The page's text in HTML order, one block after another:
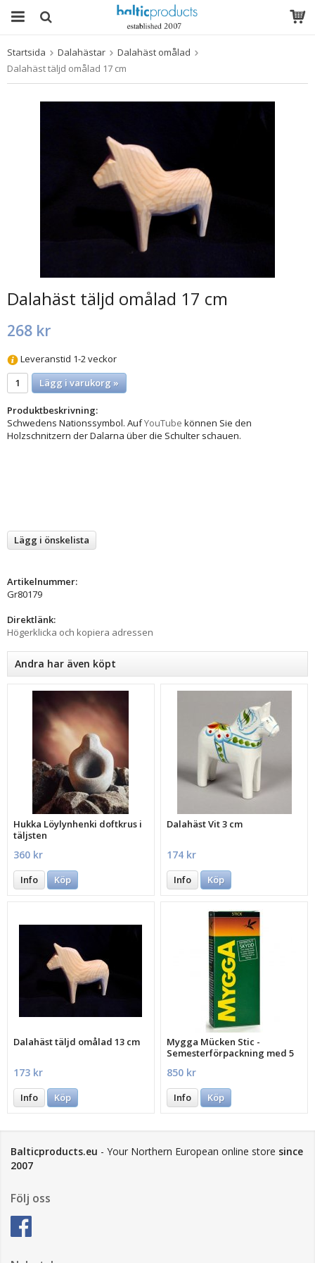
Produkten har blivit tillagd i varukorgen
Startsida Dalahästar
Dalahäst omålad
Dalahäst täljd omålad 17 cm
Dalahäst täljd omålad 17 cm
268 kr
Leveranstid 1-2 veckor
Lägg i varukorg »
Produktbeskrivning:
Schwedens Nationssymbol. AufYouTube können Sie den
Holzschnitzern der Dalarna über die Schulter schauen.
Lägg i önskelista
Artikelnummer:
Gr80179
Direktlänk:
Högerklicka och kopiera adressen
Andra har även köpt
Hukka Löylynhenki doftkrus i
täljsten
360 kr
Info Köp
Dalahäst Vit 3 cm
174 kr
Info Köp
Dalahäst täljd omålad 13 cm
173 kr
Info Köp
Mygga Mücken Stic -
Semesterförpackning med 5
850 kr
Info Köp
Balticproducts.eu - Your Northern European online store since
2007
Följ oss